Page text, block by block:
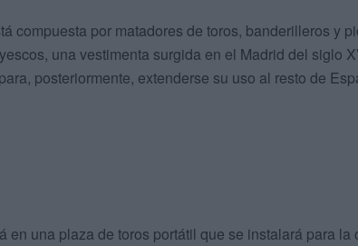
compuesta por matadores de toros, banderilleros y
una vestimenta surgida en el Madrid del siglo
posteriormente, extenderse su uso al resto de
en una plaza de toros portátil que se instalará para